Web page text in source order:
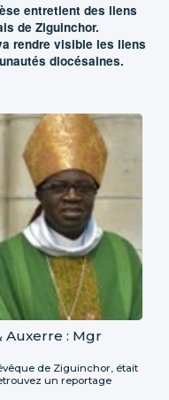
entretient des liens
de Ziguinchor.
rendre visible les liens
diocésaines.
Auxerre : Mgr
de Ziguinchor, était
un reportage